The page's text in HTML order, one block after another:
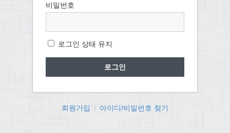
비밀번호
로그인 상태 유지
회원가입 아이디/비밀번호 찾기